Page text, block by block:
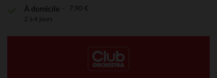
À domicile 7,90 €
2 à 4 jours